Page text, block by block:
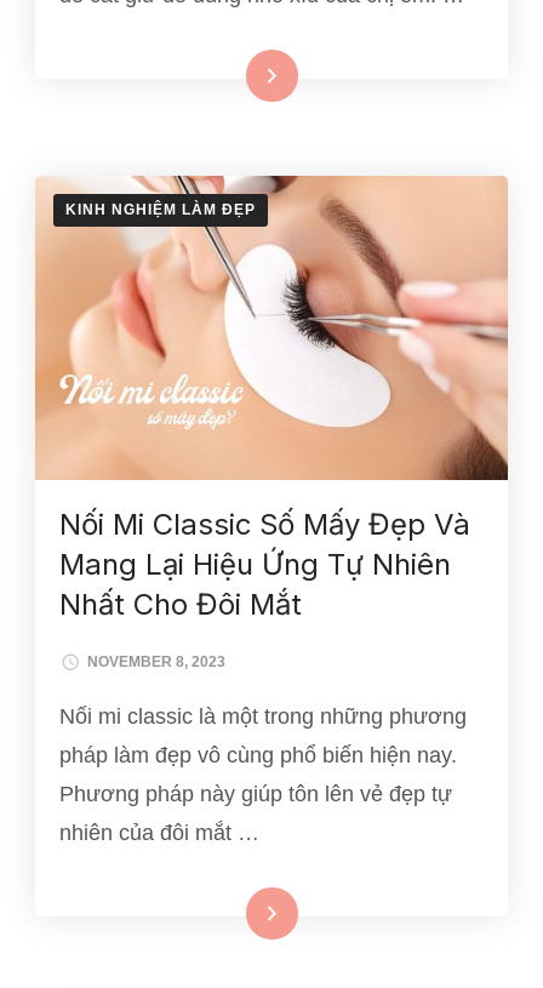
Xem thêm
KINH NGHIỆM LÀM ĐẸP
Nối Mi Classic Số Mấy Đẹp Và
Mang Lại Hiệu Ứng Tự Nhiên
Nhất Cho Đôi Mắt
NOVEMBER 8, 2023
Nối mi classic là một trong những phương
pháp làm đẹp vô cùng phổ biến hiện nay.
Phương pháp này giúp tôn lên vẻ đẹp tự
nhiên của đôi mắt …
Xem thêm